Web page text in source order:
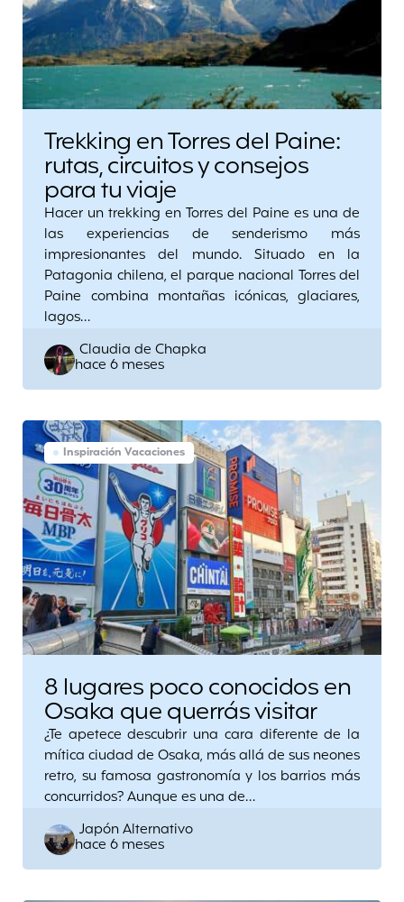
Trekking en Torres del Paine:
rutas, circuitos y consejos
para tu viaje
Hacer un trekking en Torres del Paine es una de
las experiencias de senderismo más
impresionantes del mundo. Situado en la
Patagonia chilena, el parque nacional Torres del
Paine combina montañas icónicas, glaciares,
lagos…
Posted
by
Claudia de Chapka
hace 6 meses
Inspiración Vacaciones
8 lugares poco conocidos en
Osaka que querrás visitar
¿Te apetece descubrir una cara diferente de la
mítica ciudad de Osaka, más allá de sus neones
retro, su famosa gastronomía y los barrios más
concurridos? Aunque es una de…
Posted
by
Japón Alternativo
hace 6 meses